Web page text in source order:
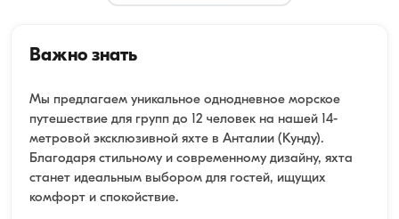
Важно знать
Мы предлагаем уникальное однодневное морское
путешествие для групп до 12 человек на нашей 14-
метровой эксклюзивной яхте в Анталии (Кунду).
Благодаря стильному и современному дизайну, яхта
станет идеальным выбором для гостей, ищущих
комфорт и спокойствие.